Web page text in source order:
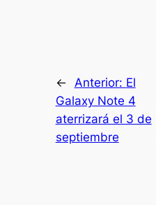
← Anterior: El
Galaxy Note 4
aterrizará el 3 de
septiembre